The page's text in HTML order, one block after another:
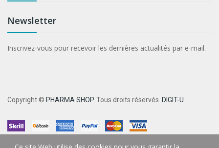
Newsletter
Inscrivez-vous pour recevoir les dernières actualités par e-mail.
Copyright © PHARMA SHOP. Tous droits réservés. DIGIT-U